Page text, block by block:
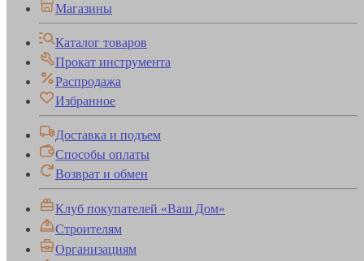
Магазины
Каталог товаров
Прокат инструмента
Распродажа
Избранное
Доставка и подъем
Способы оплаты
Возврат и обмен
Клуб покупателей «Ваш Дом»
Строителям
Организациям